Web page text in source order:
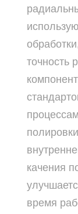
точность
качения
время